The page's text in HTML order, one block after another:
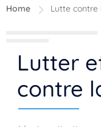
Home Lutte contre
Lutter
contre